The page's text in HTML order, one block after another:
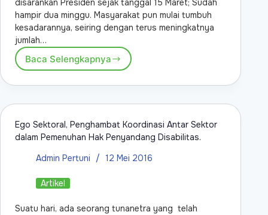
disarankan Presiden sejak tanggal 15 Maret; Sudah
hampir dua minggu. Masyarakat pun mulai tumbuh
kesadarannya, seiring dengan terus meningkatnya
jumlah…
Baca Selengkapnya
Ego Sektoral, Penghambat Koordinasi Antar Sektor
dalam Pemenuhan Hak Penyandang Disabilitas.
Admin Pertuni
12 Mei 2016
Artikel
Suatu hari, ada seorang tunanetra yang telah